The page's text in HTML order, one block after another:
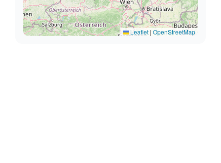
Leaflet | OpenStreetMap